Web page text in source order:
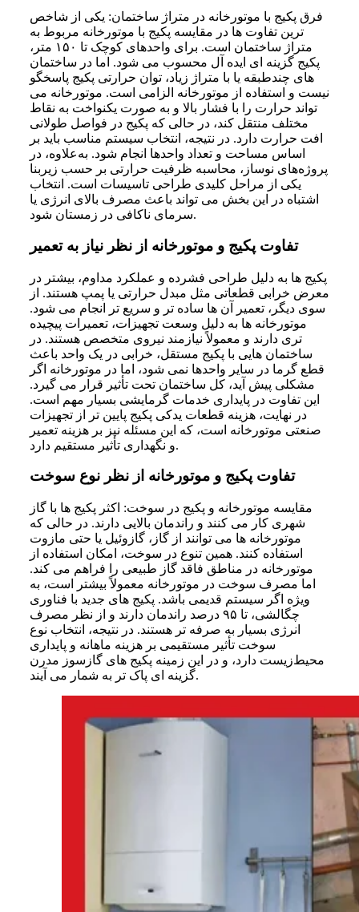
فرق پکیج با موتورخانه در متراژ ساختمان: یکی از شاخص
ترین تفاوت ها در مقایسه پکیج با موتورخانه مربوط به
متراژ ساختمان است. برای واحدهای کوچک تا ۱۵۰ متر،
پکیج گزینه ای ایده آل محسوب می شود. اما در ساختمان
های چندطبقه یا با متراژ زیاد، توان حرارتی پکیج پاسخگو
نیست و استفاده از موتورخانه الزامی است. موتورخانه می
تواند حرارت را با فشار بالا و به صورت یکنواخت به نقاط
مختلف منتقل کند، در حالی که پکیج در فواصل طولانی
افت حرارت دارد. در نتیجه، انتخاب سیستم مناسب باید بر
اساس مساحت و تعداد واحدها انجام شود. به‌علاوه، در
پروژه‌های نوساز، محاسبه ظرفیت حرارتی بر حسب زیربنا
یکی از مراحل کلیدی طراحی تاسیسات است. انتخاب
اشتباه در این بخش می ‌تواند باعث مصرف بالای انرژی یا
سرمای ناکافی در زمستان شود.
تفاوت پکیج و موتورخانه از نظر نیاز به تعمیر
پکیج ها به دلیل طراحی فشرده و عملکرد مداوم، بیشتر در
معرض خرابی قطعاتی مثل مبدل حرارتی یا پمپ هستند. از
سوی دیگر، تعمیر آن ها ساده تر و سریع تر انجام می شود.
موتورخانه ها به دلیل وسعت تجهیزات، تعمیرات پیچیده
تری دارند و معمولاً نیازمند نیروی متخصص هستند. در
ساختمان هایی با پکیج مستقل، خرابی در یک واحد باعث
قطع گرما در سایر واحدها نمی شود، اما در موتورخانه اگر
مشکلی پیش آید، کل ساختمان تحت تأثیر قرار می گیرد.
این تفاوت در پایداری خدمات گرمایشی بسیار مهم است.
در نهایت، هزینه قطعات یدکی پکیج پایین ‌تر از تجهیزات
صنعتی موتورخانه است، که این مسئله نیز بر هزینه تعمیر
و نگهداری تأثیر مستقیم دارد.
تفاوت پکیج و موتورخانه از نظر نوع سوخت
مقایسه موتورخانه و پکیج در سوخت: اکثر پکیج ها با گاز
شهری کار می کنند و راندمان بالایی دارند. در حالی که
موتورخانه ها می توانند از گاز، گازوئیل یا حتی مازوت
استفاده کنند. همین تنوع در سوخت، امکان استفاده از
موتورخانه در مناطق فاقد گاز طبیعی را فراهم می کند.
اما مصرف سوخت در موتورخانه معمولاً بیشتر است، به
ویژه اگر سیستم قدیمی باشد. پکیج های جدید با فناوری
چگالشی، تا ۹۵ درصد راندمان دارند و از نظر مصرف
انرژی بسیار به صرفه تر هستند. در نتیجه، انتخاب نوع
سوخت تأثیر مستقیمی بر هزینه ماهانه و پایداری
محیط‌زیست دارد، و در این زمینه پکیج‌ های گازسوز مدرن
گزینه ‌ای پاک ‌تر به‌ شمار می ‌آیند.